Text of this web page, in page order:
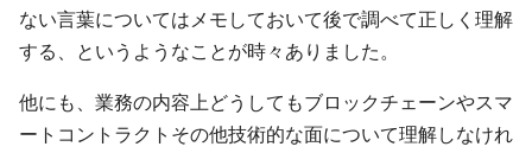
ない言葉についてはメモしておいて後で調べて正しく理解
する、というようなことが時々ありました。
他にも、業務の内容上どうしてもブロックチェーンやスマ
ートコントラクトその他技術的な面について理解しなけれ